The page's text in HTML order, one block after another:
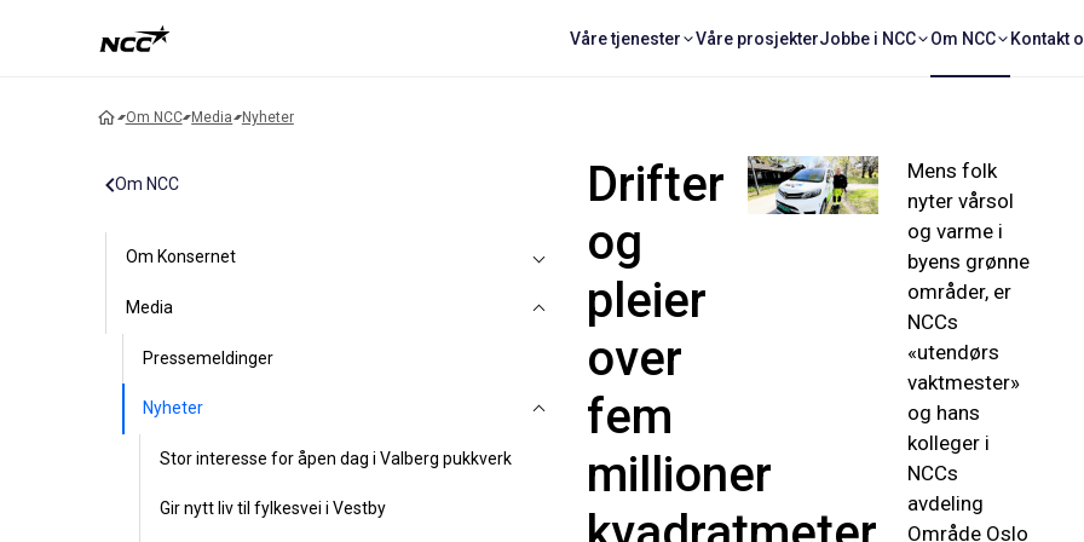
Våre tjenester Våre prosjekterJobbe i NCC Om NCC Kontakt
Om NCC Media Nyheter
Om NCC
Om Konsernet
Media
Pressemeldinger
Nyheter
Stor interesse for åpen dag i Valberg pukkverk
Gir nytt liv til fylkesvei i Vestby
Drifter
og
pleier
over
fem
millioner
Mens folk
nyter vårsol
og varme i
byens grønne
områder, er
NCCs
«utendørs
vaktmester»
og hans
kolleger i
NCCs
avdeling
Område Oslo